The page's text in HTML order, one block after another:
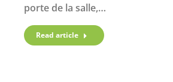
porte de la salle,…
Read article